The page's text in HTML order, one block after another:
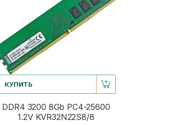
КУПИТЬ
DDR4 3200 8Gb PC4-25600
1.2V KVR32N22S8/8